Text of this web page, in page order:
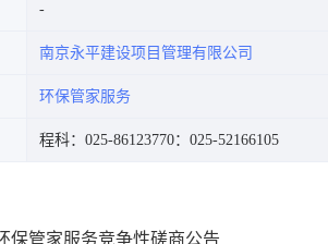
南京永平建设项目管理有限公司
环保管家服务
程科：025-86123770：025-52166105
保管家服务竞争性磋商公告